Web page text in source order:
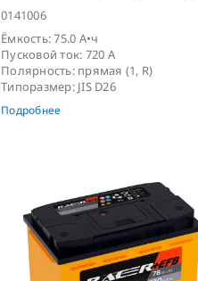
0141006
Ёмкость: 75.0 А•ч
Пусковой ток: 720 А
Полярность: прямая (1, R)
Типоразмер: JIS D26
Подробнее